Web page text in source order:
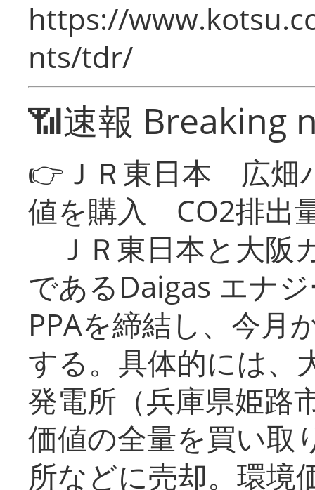
https://
nts/tdr/
📶速報 Breaking
👉ＪＲ東日本 広畑
値を購入 CO2排出
ＪＲ東日本と大阪
であるDaigas エナ
PPAを締結し、今月
する。具体的には、
発電所（兵庫県姫路
価値の全量を買い取
所などに売却。環境